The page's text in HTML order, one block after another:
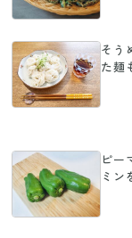
そう
た麺
ピー
ミン